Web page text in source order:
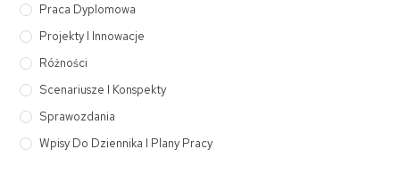
Praca Dyplomowa
Projekty I Innowacje
Różności
Scenariusze I Konspekty
Sprawozdania
Wpisy Do Dziennika I Plany Pracy